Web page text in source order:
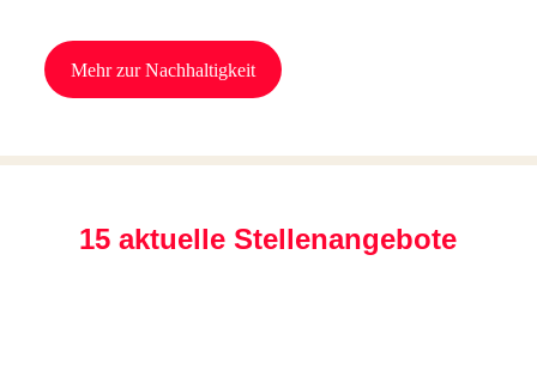
Mehr zur Nachhaltigkeit
15 aktuelle Stellenangebote